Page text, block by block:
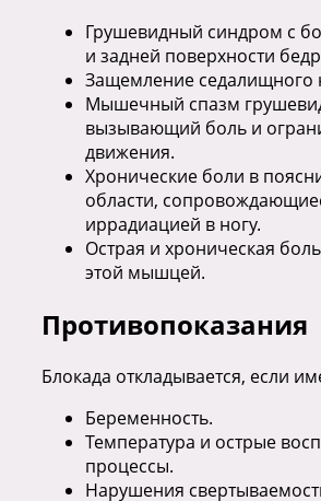
Грушевидный синдром с
и задней поверхности
Защемление седалищного
Мышечный спазм
вызывающий боль и
движения.
Хронические боли в
области,
иррадиацией в ногу.
Острая и хроническая
этой мышцей.
Противопоказания
Блокада откладывается, если
Беременность.
Температура и острые
процессы.
Нарушения